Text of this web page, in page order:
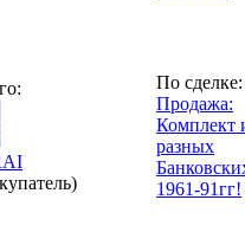
По сделке:
Продажа:
Комплект
разных
1961-91гг!